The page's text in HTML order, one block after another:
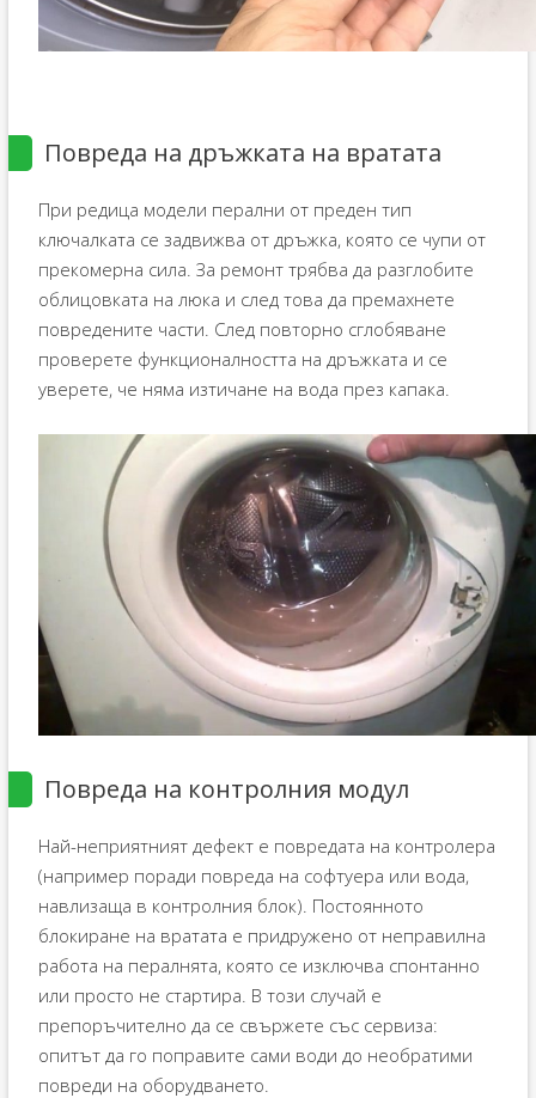
Повреда на дръжката на вратата
При редица модели перални от преден тип
ключалката се задвижва от дръжка, която се чупи от
прекомерна сила. За ремонт трябва да разглобите
облицовката на люка и след това да премахнете
повредените части. След повторно сглобяване
проверете функционалността на дръжката и се
уверете, че няма изтичане на вода през капака.
Повреда на контролния модул
Най-неприятният дефект е повредата на контролера
(например поради повреда на софтуера или вода,
навлизаща в контролния блок). Постоянното
блокиране на вратата е придружено от неправилна
работа на пералнята, която се изключва спонтанно
или просто не стартира. В този случай е
препоръчително да се свържете със сервиза:
опитът да го поправите сами води до необратими
повреди на оборудването.